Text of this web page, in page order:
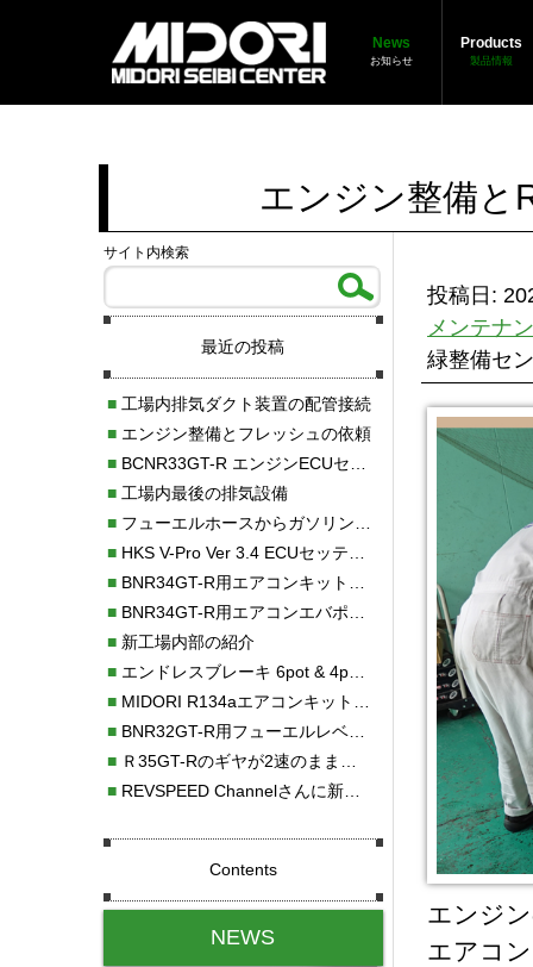
News
お知らせ
Products
製品情報
エンジン整備と
投稿日:
メンテナ
緑整備セ
エンジ
エアコ
サイト内検索
最近の投稿
■工場内排気ダクト装置の配管接続
■エンジン整備とフレッシュの依頼
■BCNR33GT-R エンジンECUセッティング調整
■工場内最後の排気設備
■フューエルホースからガソリン漏れ
■HKS V-Pro Ver 3.4 ECUセッティング
■BNR34GT-R用エアコンキット新発売！！
■BNR34GT-R用エアコンエバポレーターを新発売！！
■新工場内部の紹介
■エンドレスブレーキ 6pot & 4potオーバーホール
■MIDORI R134aエアコンキットタイプⅡ取り付け
■BNR32GT-R用フューエルレベルセンサー新発売！！
■Ｒ35GT-Rのギヤが2速のまま変速しない！！
■REVSPEED Channelさんに新社屋を紹介していただきました!!
Contents
NEWS